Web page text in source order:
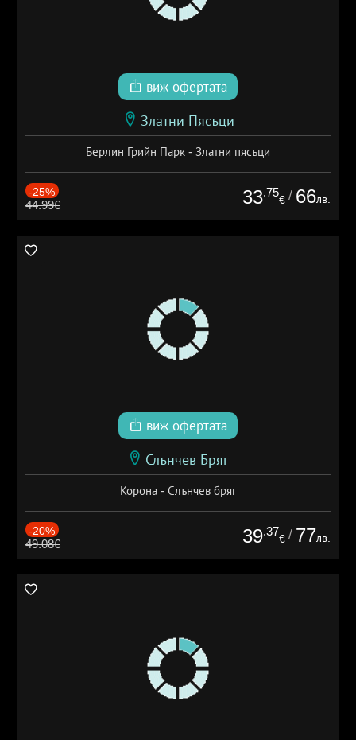
виж офертата
Златни Пясъци
Берлин Грийн Парк - Златни пясъци
-25%
44.99€ 33.75
€ / 66лв.
виж офертата
Слънчев Бряг
Корона - Слънчев бряг
-20%
49.08€ 39.37
€ / 77лв.